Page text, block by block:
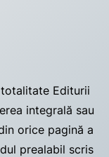
Editurii
integrală sau
orice pagină a
prealabil scris